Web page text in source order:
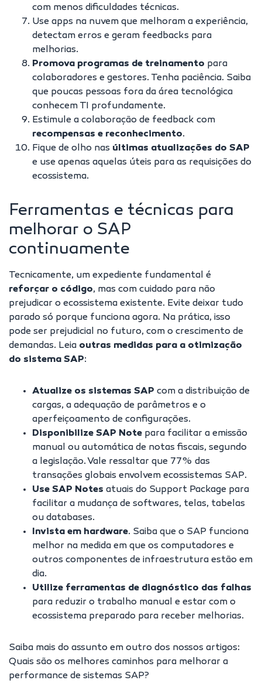
com menos dificuldades técnicas.
Use apps na nuvem que melhoram a experiência,
detectam erros e geram feedbacks para
melhorias.
Promova programas de treinamento para
colaboradores e gestores. Tenha paciência. Saiba
que poucas pessoas fora da área tecnológica
conhecem TI profundamente.
Estimule a colaboração de feedback com
recompensas e reconhecimento.
Fique de olho nas últimas atualizações do SAP
e use apenas aquelas úteis para as requisições do
ecossistema.
Ferramentas e técnicas para
melhorar o SAP
continuamente
Tecnicamente, um expediente fundamental é
reforçar o código, mas com cuidado para não
prejudicar o ecossistema existente. Evite deixar tudo
parado só porque funciona agora. Na prática, isso
pode ser prejudicial no futuro, com o crescimento de
demandas. Leia outras medidas para a otimização
do sistema SAP:
Atualize os sistemas SAP com a distribuição de
cargas, a adequação de parâmetros e o
aperfeiçoamento de configurações.
Disponibilize SAP Note para facilitar a emissão
manual ou automática de notas fiscais, segundo
a legislação. Vale ressaltar que 77% das
transações globais envolvem ecossistemas SAP.
Use SAP Notes atuais do Support Package para
facilitar a mudança de softwares, telas, tabelas
ou databases.
Invista em hardware. Saiba que o SAP funciona
melhor na medida em que os computadores e
outros componentes de infraestrutura estão em
dia.
Utilize ferramentas de diagnóstico das falhas
para reduzir o trabalho manual e estar com o
ecossistema preparado para receber melhorias.
Saiba mais do assunto em outro dos nossos artigos:
Quais são os melhores caminhos para melhorar a
performance de sistemas SAP?